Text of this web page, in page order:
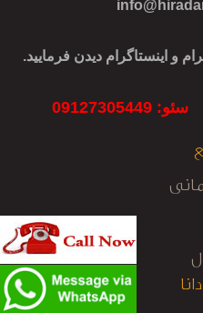
و اینستاگرام دیدن فرمایید.